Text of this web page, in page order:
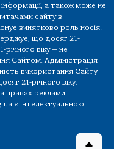
а також може не
сайту в
винятково роль носія.
що досяг 21-
річного віку — не
Сайтом. Адміністрація
використання Сайту
21-річного віку.
правах реклами.
є інтелектуальною